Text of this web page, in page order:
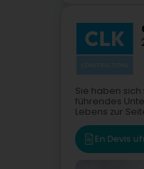
Sie haben
führendes
Lebens zur
En Devis